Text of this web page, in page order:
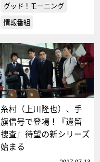
グッド！モーニング
情報番組
糸村（上川隆也）、手
旗信号で登場！『遺留
捜査』待望の新シリーズ
始まる